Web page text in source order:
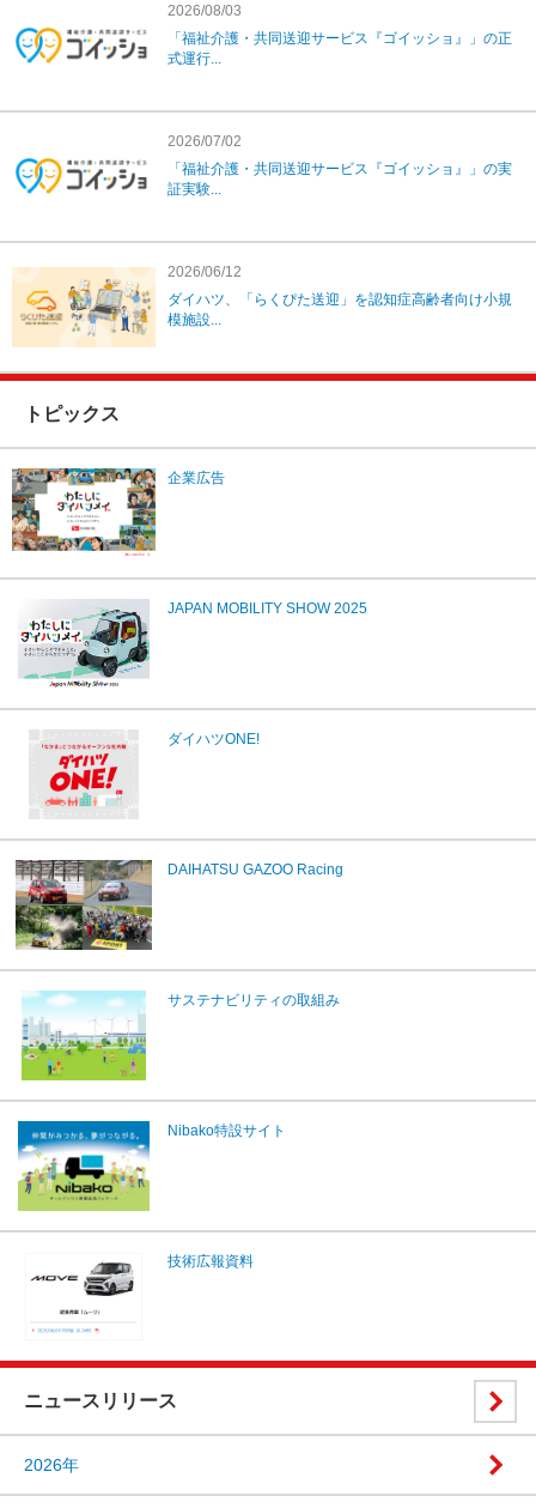
2026/08/03
「福祉介護・共同送迎サービス『ゴイッショ』」の正
式運行...
2026/07/02
「福祉介護・共同送迎サービス『ゴイッショ』」の実
証実験...
2026/06/12
ダイハツ、「らくぴた送迎」を認知症高齢者向け小規
模施設...
トピックス
企業広告
JAPAN MOBILITY SHOW 2025
ダイハツONE!
DAIHATSU GAZOO Racing
サステナビリティの取組み
Nibako特設サイト
技術広報資料
ニュースリリース
2026年